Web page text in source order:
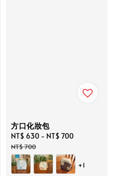
方口化妝包
Sale
price
NT$ 630 - NT$ 700
NT$ 700
+1